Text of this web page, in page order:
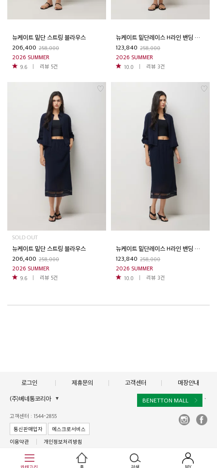
뉴케이트 밑단 스트링 블라우스
206,400 258,000
2026 SUMMER
9.6 리뷰 5건
뉴케이트 밑단레이스 H라인 밴딩 스커트
123,840 258,000
2026 SUMMER
10.0 리뷰 3건
뉴케이트 밑단 스트링 블라우스
206,400 258,000
2026 SUMMER
9.6 리뷰 5건
뉴케이트 밑단레이스 H라인 밴딩 스커트
123,840 258,000
2026 SUMMER
10.0 리뷰 3건
로그인 제휴문의 고객센터 매장안내
BENETTON MALL `
(주)베네통코리아 ▼
대표이사 : 김규완
주소 : 서울시 서초구 서초대로 398, 15층, 16층(서초동, 비엔케이디지털타워)
사업자 등록번호 : 211-86-40964
통신판매업신고 :제2017-서울서초-1250
고객센터 : 1544-2855
통신판매업자
에스크로서비스
이용약관
개인정보처리방침
Copyright © BENETTON KOREA Co., Ltd. ALL rights reserved